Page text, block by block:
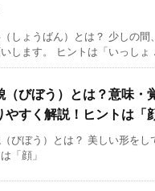
しょうばん）とは？ 少しの間
します。 ヒントは「いっしょ
（びぼう）とは？意味・
やすく解説！ヒントは「
びぼう）とは？ 美しい形をし
「顔」